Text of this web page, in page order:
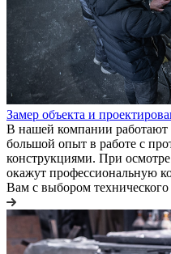
Замер объекта и
В нашей компании
большой опыт в работе с
конструкциями. При
окажут профессиональную
Вам с выбором